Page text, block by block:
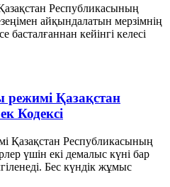
Республикасының
айқындалатын мерзімнің
басталғаннан кейінгі келесі
Қазақстан
Кодексі
Қазақстан Республикасының
үшін екі демалыс күні бар
Бес күндік жұмыс